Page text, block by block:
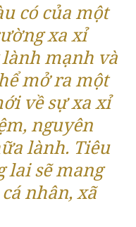
có của một
xa xỉ
mạnh và
mở ra một
về sự xa xỉ
nguyên
lành. Tiêu
lai sẽ mang
nhân, xã